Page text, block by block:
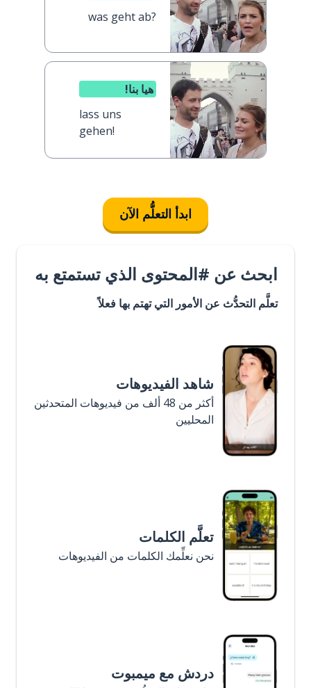
was geht ab?
هيا بنا!
lass uns
gehen!
ابدأ التعلُّم الآن
ابحث عن #المحتوى الذي تستمتع به
تعلَّم التحدُّث عن الأمور التي تهتم بها فعلاً
شاهد الفيديوهات
أكثر من 48 ألف من فيديوهات المتحدثين
المحليين
تعلَّم الكلمات
نحن نعلِّمك الكلمات من الفيديوهات
دردش مع ميمبوت